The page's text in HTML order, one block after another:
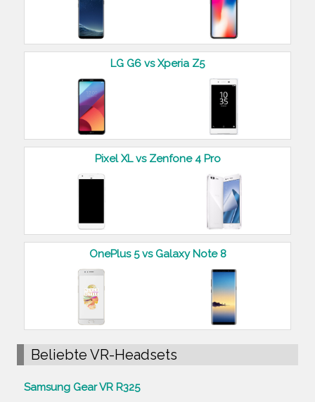
LG G6 vs Xperia Z5
Pixel XL vs Zenfone 4 Pro
OnePlus 5 vs Galaxy Note 8
Beliebte VR-Headsets
Samsung Gear VR R325